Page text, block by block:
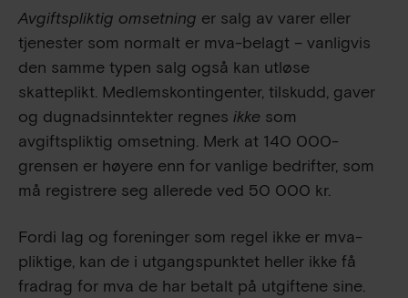
Avgiftspliktig omsetning er salg av varer eller
tjenester som normalt er mva-belagt – vanligvis
den samme typen salg også kan utløse
skatteplikt. Medlemskontingenter, tilskudd, gaver
og dugnadsinntekter regnes ikke som
avgiftspliktig omsetning. Merk at 140 000-
grensen er høyere enn for vanlige bedrifter, som
må registrere seg allerede ved 50 000 kr.
Fordi lag og foreninger som regel ikke er mva-
pliktige, kan de i utgangspunktet heller ikke få
fradrag for mva de har betalt på utgiftene sine.